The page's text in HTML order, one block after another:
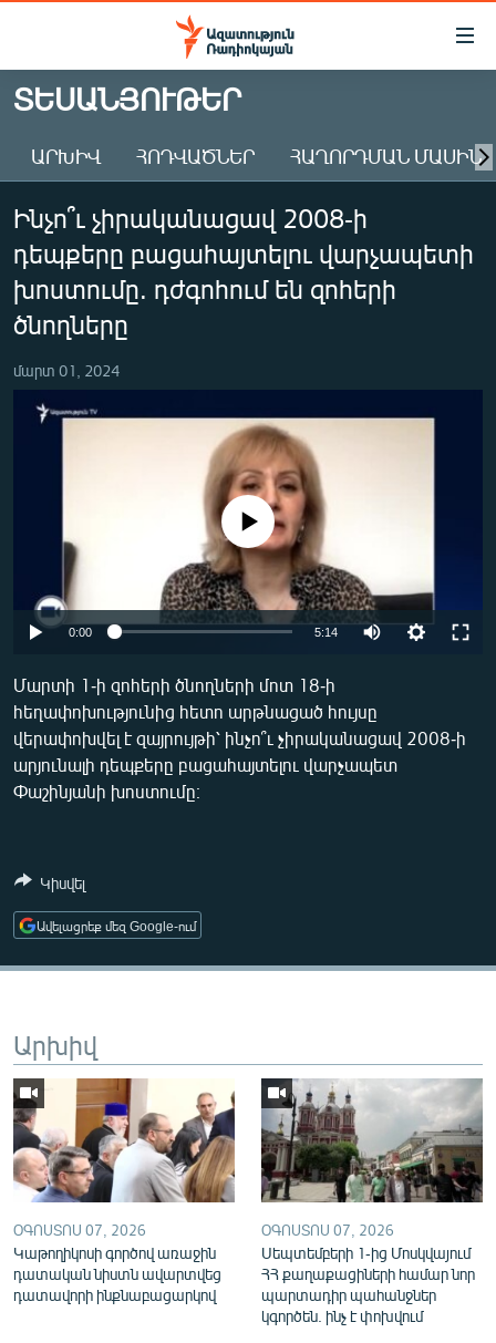
Մատչելիության
Անցնել
հիմնական
Անցնել
հիմնական
մենյուին
Որոնում
ԱԶԱՏՈՒԹՅՈՒՆ TV
ՀԱՅԱՍՏԱՆ
ԸՆՏՐՈՒԹՅՈՒՆՆԵՐ 2026
ԻՐԱՎՈՒՆՔ
ՀԱՍԱՐԱԿՈՒԹՅՈՒՆ
ՂԱՐԱԲԱՂ
ՊԱՏԵՐԱԶՄԻ 6 ՇԱԲԱԹՆԵՐԸ
ՄՇԱԿՈՒՅԹ
ՍՊՈՐՏ
ՄԵԿՆԱԲԱՆՈՒԹՅՈՒՆ
ՏՏ ԵՒ ԻՆՏԵՐՆԵՏ
ԿՈՐՈՆԱՎԻՐՈՒՍ
ԱՐԽԻՎ
ՏԵՍԱՆՅՈՒԹԵՐ
ՁԳՏԵԼՈՎ ԼԱՎԱԳՈՒՅՆԻՆ
ՓՈԴՔԱՍԹ
Հայերեն
Русский
ՀԵՏԵՎԵՔ ՄԵԶ
«Ազատության» բոլոր կայքերը
ՏԵՍԱՆՅՈՒԹԵՐ
ԱՐԽԻՎ ՀՈԴՎԱԾՆԵՐ ՀԱՂՈՐԴՄԱՆ ՄԱՍԻՆ
Ինչո՞ւ չիրականացավ 2008-ի
դեպքերը բացահայտելու վարչապետի
խոստումը. դժգոհում են զոհերի
ծնողները
մարտ 01, 2024
Auto 240p 360p 480p
No media source currently available
0:00 5:14 Auto
480p
Մարտի 1-ի զոհերի ծնողների մոտ 18-ի
հեղափոխությունից հետո արթնացած հույսը
վերափոխվել է զայրույթի՝ ինչո՞ւ չիրականացավ 2008-ի
արյունալի դեպքերը բացահայտելու վարչապետ
Փաշինյանի խոստումը։
Կիսվել
Ավելացրեք մեզ Google-ում
Արխիվ
ՕԳՈՍՏՈՍ 07, 2026
Կաթողիկոսի գործով առաջին
դատական նիստն ավարտվեց
դատավորի ինքնաբացարկով
ՕԳՈՍՏՈՍ 07, 2026
Սեպտեմբերի 1-ից Մոսկվայում
ՀՀ քաղաքացիների համար նոր
պարտադիր պահանջներ
կգործեն. ինչ է փոխվում